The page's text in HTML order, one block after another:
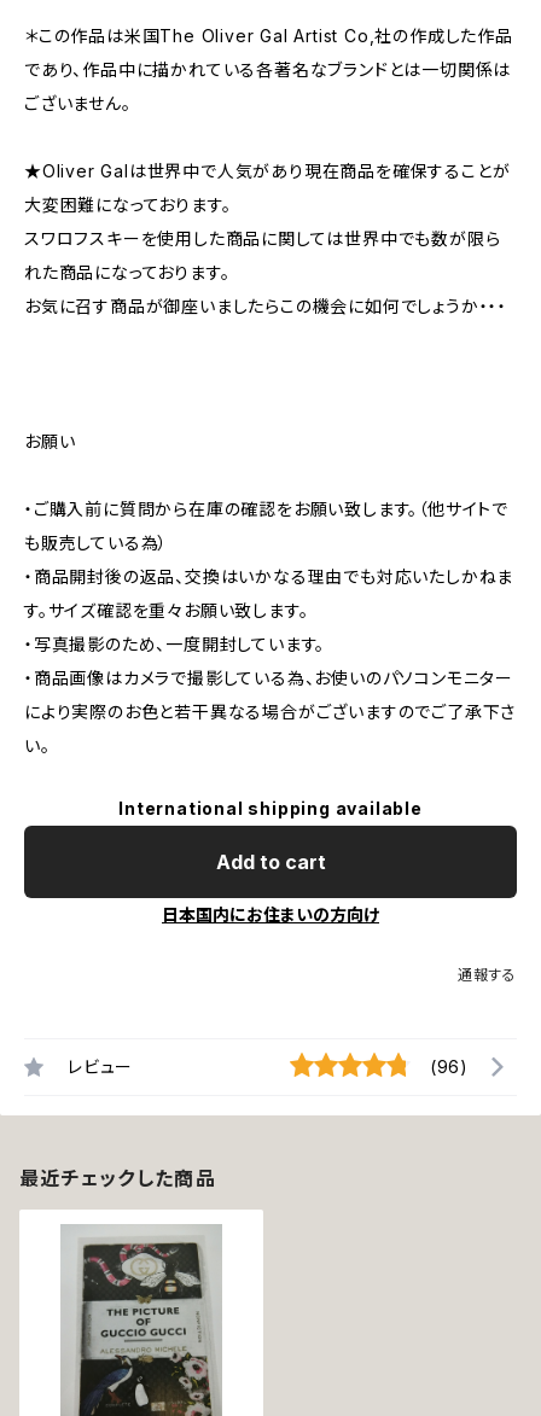
＊この作品は米国The Oliver Gal Artist Co,社の作成した作品
であり、作品中に描かれている各著名なブランドとは一切関係は
ございません。
★Oliver Galは世界中で人気があり現在商品を確保することが
大変困難になっております。
スワロフスキーを使用した商品に関しては世界中でも数が限ら
れた商品になっております。
お気に召す商品が御座いましたらこの機会に如何でしょうか・・・
お願い
・ご購入前に質問から在庫の確認をお願い致します。（他サイトで
も販売している為）
・商品開封後の返品、交換はいかなる理由でも対応いたしかねま
す。サイズ確認を重々お願い致します。
・写真撮影のため、一度開封しています。
・商品画像はカメラで撮影している為、お使いのパソコンモニター
により実際のお色と若干異なる場合がございますのでご了承下さ
い。
International shipping available
Add to cart
日本国内にお住まいの方向け
通報する
レビュー (96)
最近チェックした商品